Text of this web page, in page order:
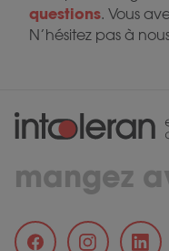
questions. Vous
N’hésitez pas à
mangez